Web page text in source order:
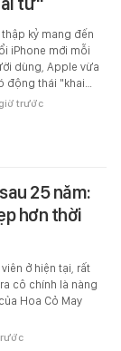
kỷ mang đến
iPhone mới mỗi
dùng, Apple vừa
động thái "khai…
trước
25 năm:
hơn thời
ở hiện tại, rất
cô chính là nàng
Hoa Cỏ May